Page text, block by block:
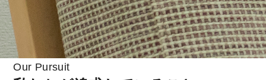
Our Pursuit